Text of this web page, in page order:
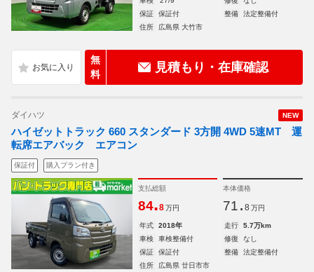
保証
保証付 整備
法定整備付
住所
広島県 大竹市
無
料
見積もり・在庫確認
NEW
ダイハツ
ハイゼットトラック 660 スタンダード 3方開 4WD 5速MT 運
転席エアバック エアコン
保証付 購入プラン付き
支払総額
84.8 万円
本体価格
71. 8 万円
年式 2018年 走行
5.7万km
車検
車検整備付 修復
なし
保証
保証付 整備
法定整備付
住所
広島県 廿日市市